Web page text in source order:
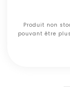
Produit non
pouvant être